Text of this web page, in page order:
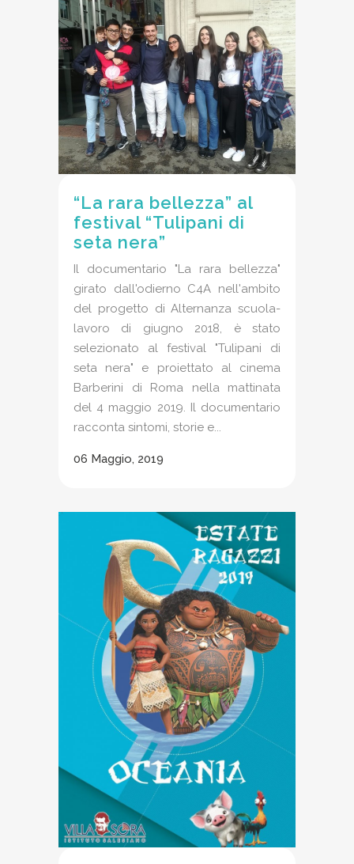
“La rara bellezza” al
festival “Tulipani di
seta nera”
Il documentario "La rara bellezza"
girato dall'odierno C4A nell'ambito
del progetto di Alternanza scuola-
lavoro di giugno 2018, è stato
selezionato al festival "Tulipani di
seta nera" e proiettato al cinema
Barberini di Roma nella mattinata
del 4 maggio 2019. Il documentario
racconta sintomi, storie e...
06 Maggio, 2019